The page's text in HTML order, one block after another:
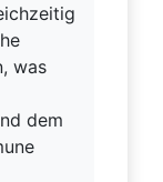
was
dem